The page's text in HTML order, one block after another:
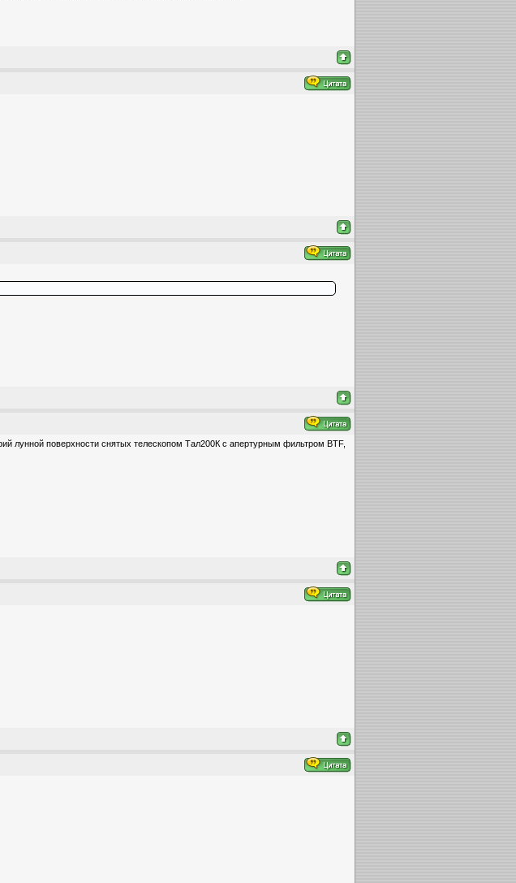
лунной поверхности снятых телескопом Тал200К с апертурным фильтром BTF,